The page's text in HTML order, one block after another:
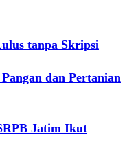
tanpa Skripsi
dan Pertanian
Jatim Ikut